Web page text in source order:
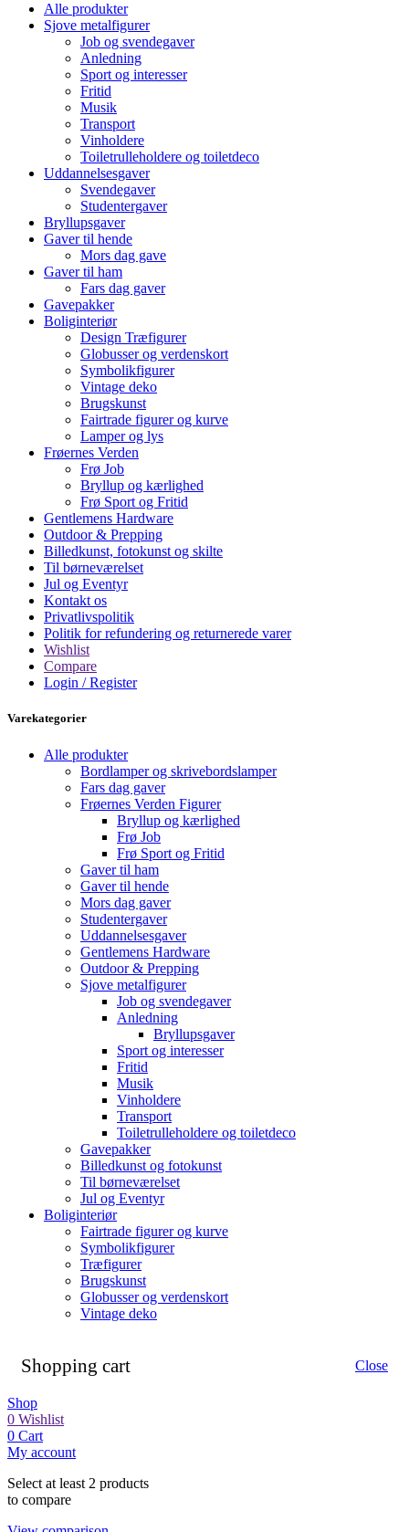
Alle produkter
Sjove metalfigurer
Job og svendegaver
Anledning
Sport og interesser
Fritid
Musik
Transport
Vinholdere
Toiletrulleholdere og toiletdeco
Uddannelsesgaver
Svendegaver
Studentergaver
Bryllupsgaver
Gaver til hende
Mors dag gave
Gaver til ham
Fars dag gaver
Gavepakker
Boliginteriør
Design Træfigurer
Globusser og verdenskort
Symbolikfigurer
Vintage deko
Brugskunst
Fairtrade figurer og kurve
Lamper og lys
Frøernes Verden
Frø Job
Bryllup og kærlighed
Frø Sport og Fritid
Gentlemens Hardware
Outdoor & Prepping
Billedkunst, fotokunst og skilte
Til børneværelset
Jul og Eventyr
Kontakt os
Privatlivspolitik
Politik for refundering og returnerede varer
Wishlist
Compare
Login / Register
Varekategorier
Alle produkter
Bordlamper og skrivebordslamper
Fars dag gaver
Frøernes Verden Figurer
Bryllup og kærlighed
Frø Job
Frø Sport og Fritid
Gaver til ham
Gaver til hende
Mors dag gaver
Studentergaver
Uddannelsesgaver
Gentlemens Hardware
Outdoor & Prepping
Sjove metalfigurer
Job og svendegaver
Anledning
Bryllupsgaver
Sport og interesser
Fritid
Musik
Vinholdere
Transport
Toiletrulleholdere og toiletdeco
Gavepakker
Billedkunst og fotokunst
Til børneværelset
Jul og Eventyr
Boliginteriør
Fairtrade figurer og kurve
Symbolikfigurer
Træfigurer
Brugskunst
Globusser og verdenskort
Vintage deko
Shopping cart Close
Shop
0 Wishlist
0 Cart
My account
Select at least 2 products
to compare